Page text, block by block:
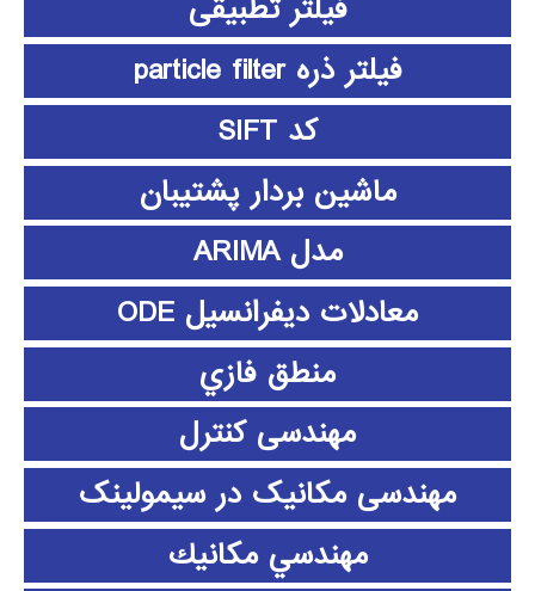
فیلتر تطبیقی
فیلتر ذره particle filter
کد SIFT
ماشین بردار پشتیبان
مدل ARIMA
معادلات دیفرانسیل ODE
منطق فازي
مهندسی کنترل
مهندسی مکانیک در سیمولینک
مهندسي مكانيك